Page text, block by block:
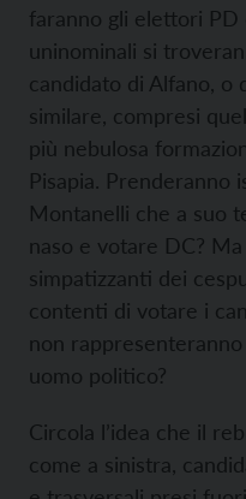
faranno gli elettori PD
uninominali si
candidato di Alfano, o
similare, compresi
più nebulosa
Pisapia. Prenderanno
Montanelli che a suo
naso e votare DC?
simpatizzanti dei
contenti di votare i
non
uomo politico?
Circola l’idea che il
come a sinistra,